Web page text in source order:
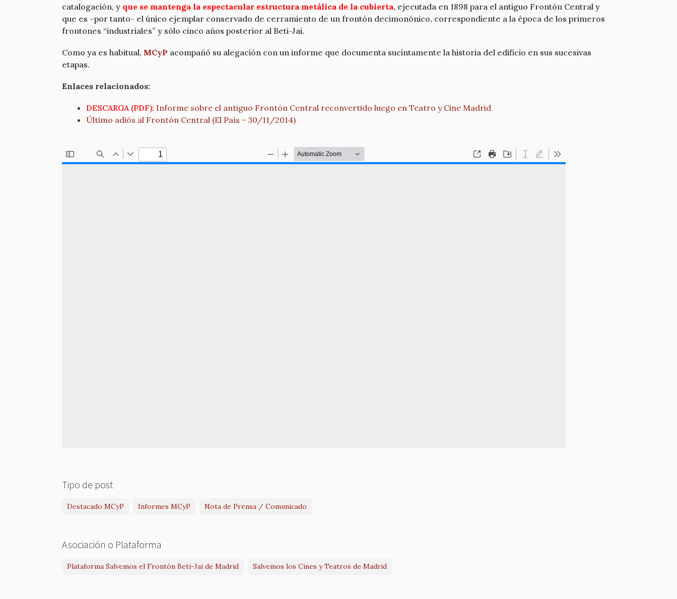
catalogación, y que se mantenga la espectacular estructura metálica de la cubierta, ejecutada en 1898 para el antiguo Frontón Central y
que es –por tanto- el único ejemplar conservado de cerramiento de un frontón decimonónico, correspondiente a la época de los primeros
frontones “industriales” y sólo cinco años posterior al Beti-Jai.
Como ya es habitual, MCyP acompañó su alegación con un informe que documenta sucintamente la historia del edificio en sus sucesivas
etapas.
Enlaces relacionados:
DESCARGA (PDF): Informe sobre el antiguo Frontón Central reconvertido luego en Teatro y Cine Madrid
Último adiós al Frontón Central (El País - 30/11/2014)
Tipo de post
Destacado MCyP Informes MCyP Nota de Prensa / Comunicado
Asociación o Plataforma
Plataforma Salvemos el Frontón Beti-Jai de Madrid Salvemos los Cines y Teatros de Madrid